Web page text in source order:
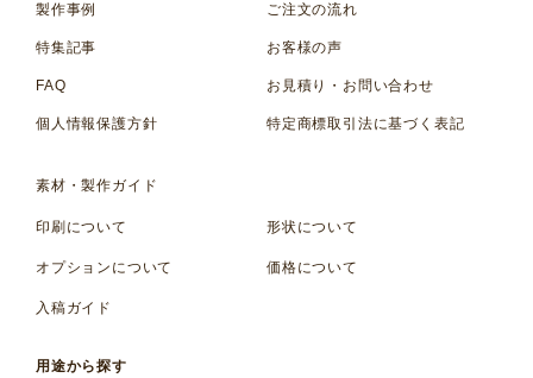
製作事例 ご注文の流れ
特集記事 お客様の声
FAQ お見積り・お問い合わせ
個人情報保護方針 特定商標取引法に基づく表記
素材・製作ガイド
印刷について 形状について
オプションについて 価格について
入稿ガイド
用途から探す